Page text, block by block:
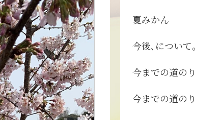
夏みかん
今後､について。
今までの道のり
今までの道のり